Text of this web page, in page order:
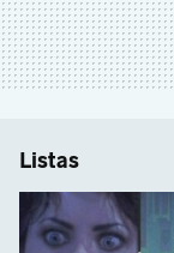
Listas